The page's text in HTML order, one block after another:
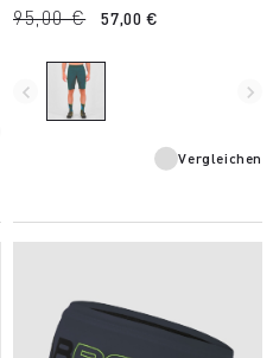
95,00 € 57,00 €
navigate_before navigate_next
Vergleichen